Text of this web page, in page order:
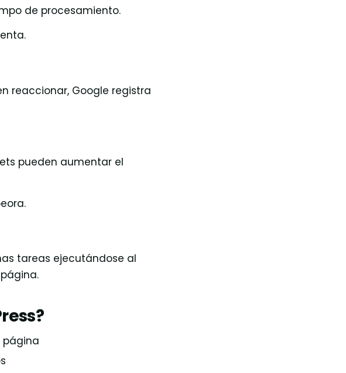
de procesamiento.
reaccionar, Google registra
pueden aumentar el
tareas ejecutándose al
página